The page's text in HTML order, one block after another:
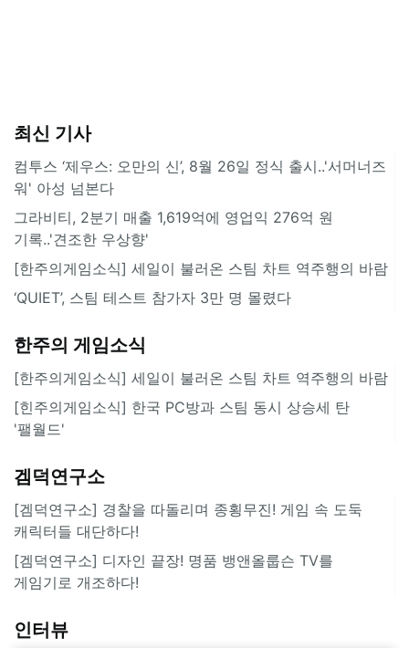
최신 기사
컴투스 ‘제우스: 오만의 신’, 8월 26일 정식 출시..'서머너즈
워' 아성 넘본다
그라비티, 2분기 매출 1,619억에 영업익 276억 원
기록..'견조한 우상향'
[한주의게임소식] 세일이 불러온 스팀 차트 역주행의 바람
‘QUIET’, 스팀 테스트 참가자 3만 명 몰렸다
한주의 게임소식
[한주의게임소식] 세일이 불러온 스팀 차트 역주행의 바람
[힌주의게임소식] 한국 PC방과 스팀 동시 상승세 탄
'팰월드'
겜덕연구소
[겜덕연구소] 경찰을 따돌리며 종횡무진! 게임 속 도둑
캐릭터들 대단하다!
[겜덕연구소] 디자인 끝장! 명품 뱅앤올룹슨 TV를
게임기로 개조하다!
인터뷰